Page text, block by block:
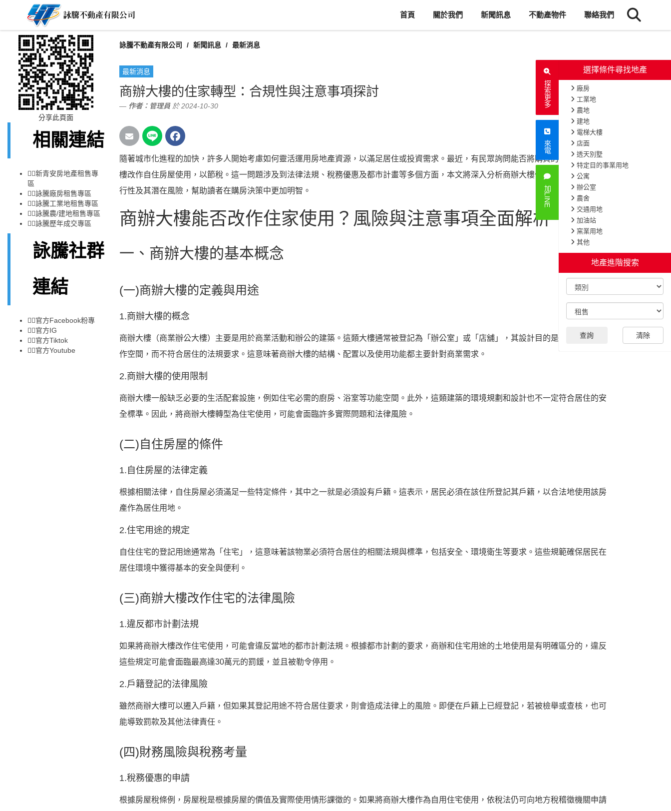
首頁 關於我們 新聞訊息 不動產物件 聯絡我們
詠騰不動產有限公司 新聞訊息 最新消息
最新消息
商辦大樓的住家轉型：合規性與注意事項探討
作者： 管理員 於 2024-10-30
4094
次閱讀
隨著城市化進程的加快，許多人開始考慮如何靈活運用房地產資源，以滿足居住或投資需求。最近，有民眾詢問能否將購買的商辦大
樓改作自住房屋使用，以節稅。這一問題涉及到法律法規、稅務優惠及都市計畫等多個方面，本文將深入分析商辦大樓作為住宅的可
行性及其潛在風險，幫助讀者在購房決策中更加明智。
商辦大樓能否改作住家使用？風險與注意事項全面解析
一、商辦大樓的基本概念
(一)商辦大樓的定義與用途
1.商辦大樓的概念
商辦大樓（商業辦公大樓）主要是用於商業活動和辦公的建築。這類大樓通常被登記為「辦公室」或「店舖」，其設計目的是為企業提供工
作空間，而不符合居住的法規要求。這意味著商辦大樓的結構、配置以及使用功能都主要針對商業需求。
2.商辦大樓的使用限制
商辦大樓一般缺乏必要的生活配套設施，例如住宅必需的廚房、浴室等功能空間。此外，這類建築的環境規劃和設計也不一定符合居住的安
全標準。因此，將商辦大樓轉型為住宅使用，可能會面臨許多實際問題和法律風險。
(二)自住房屋的條件
1.自住房屋的法律定義
根據相關法律，自住房屋必須滿足一些特定條件，其中之一就是必須設有戶籍。這表示，居民必須在該住所登記其戶籍，以合法地使用該房
產作為居住用地。
2.住宅用途的規定
自住住宅的登記用途通常為「住宅」，這意味著該物業必須符合居住的相關法規與標準，包括安全、環境衛生等要求。這些規範確保居民在
居住環境中獲得基本的安全與便利。
(三)商辦大樓改作住宅的法律風險
1.違反都市計劃法規
如果將商辦大樓改作住宅使用，可能會違反當地的都市計劃法規。根據都市計劃的要求，商辦和住宅用途的土地使用是有明確區分的，違反
這些規定可能會面臨最高達30萬元的罰鍰，並且被勒令停用。
2.戶籍登記的法律風險
雖然商辦大樓可以遷入戶籍，但如果其登記用途不符合居住要求，則會造成法律上的風險。即便在戶籍上已經登記，若被檢舉或查核，也可
能導致罰款及其他法律責任。
(四)財務風險與稅務考量
1.稅務優惠的申請
根據房屋稅條例，房屋稅是根據房屋的價值及實際使用情形課徵的。如果將商辦大樓作為自用住宅使用，依稅法仍可向地方稅稽徵機關申請
分享此頁面
相關連結
👉🏻新青安房地產租售專
區
👉🏻詠騰廠房租售專區
👉🏻詠騰工業地租售專區
👉🏻詠騰農/建地租售專區
👉🏻詠騰歷年成交專區
詠騰社群
連結
👉🏻官方Facebook粉專
👉🏻官方IG
👉🏻官方Tiktok
👉🏻官方Youtube